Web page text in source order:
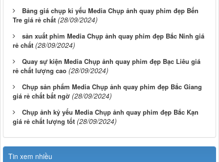
Bảng giá chụp kỉ yếu Media Chụp ảnh quay phim đẹp Bến
Tre giá rẻ chất (28/09/2024)
sản xuất phim Media Chụp ảnh quay phim đẹp Bắc Ninh giá
rẻ chất (28/09/2024)
Quay sự kiện Media Chụp ảnh quay phim đẹp Bạc Liêu giá
rẻ chất lượng cao (28/09/2024)
Chụp sản phẩm Media Chụp ảnh quay phim đẹp Bắc Giang
giá rẻ chất bất ngờ (28/09/2024)
Chụp ảnh kỷ yếu Media Chụp ảnh quay phim đẹp Bắc Kạn
giá rẻ chất lượng tốt (28/09/2024)
Tin xem nhiều